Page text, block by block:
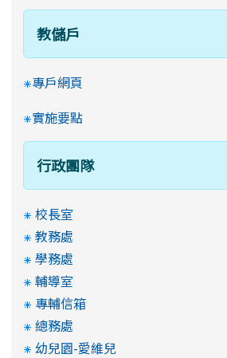
教儲戶
專戶網頁
實施要點
行政團隊
校長室
教務處
學務處
輔導室
專輔信箱
總務處
幼兒園-愛維兒